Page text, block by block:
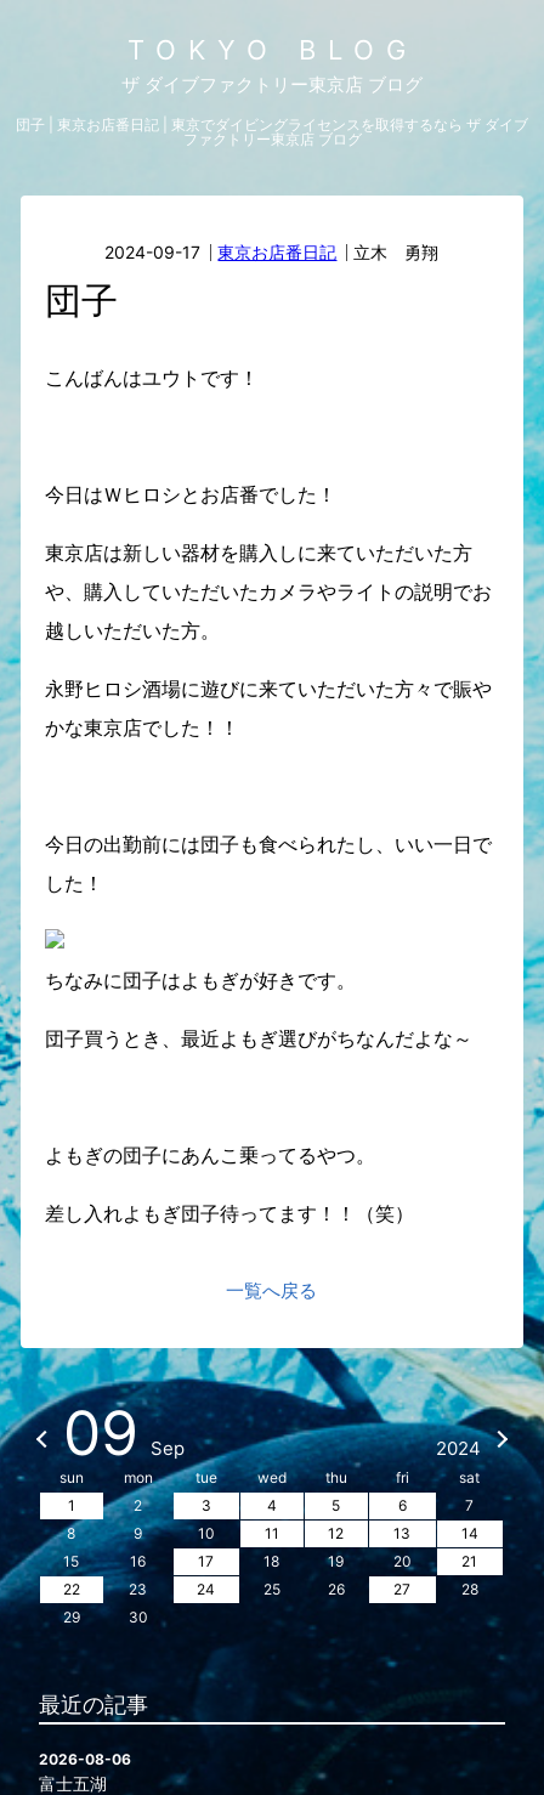
TOKYO BLOG
ザ ダイブファクトリー東京店 ブログ
団子 | 東京お店番日記 | 東京でダイビングライセンスを取得するなら ザ ダイブ
ファクトリー東京店 ブログ
2024-09-17 東京お店番日記 立木 勇翔
団子
こんばんはユウトです！
今日はＷヒロシとお店番でした！
東京店は新しい器材を購入しに来ていただいた方
や、購入していただいたカメラやライトの説明でお
越しいただいた方。
永野ヒロシ酒場に遊びに来ていただいた方々で賑や
かな東京店でした！！
今日の出勤前には団子も食べられたし、いい一日で
した！
ちなみに団子はよもぎが好きです。
団子買うとき、最近よもぎ選びがちなんだよな～
よもぎの団子にあんこ乗ってるやつ。
差し入れよもぎ団子待ってます！！（笑）
一覧へ戻る
09 Sep 2024
sun mon tue wed thu fri
sat
1
2 3 4 5 6
7
8
9 10 11 12 13
14
15
16 17 18 19 20
21
22
23 24 25 26 27
28
29
30
最近の記事
2026-08-06
富士五湖